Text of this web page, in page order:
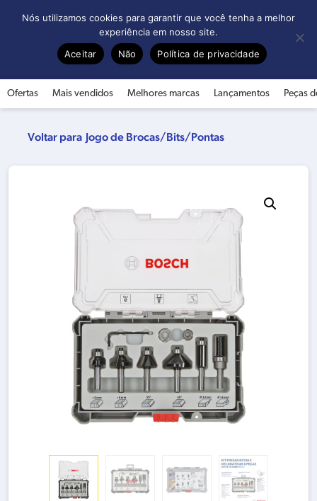
Ofertas Mais vendidos Melhores marcas Lançamentos Peças
Jogo de Brocas/Bits/Pontas
Nós utilizamos cookies para garantir que você tenha a melhor
experiência em nosso site.
Aceitar
Não Política de privacidade